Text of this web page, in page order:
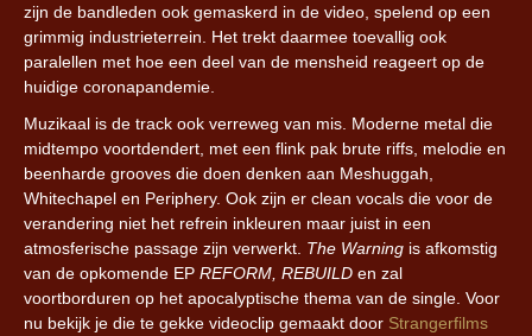
zijn de bandleden ook gemaskerd in de video, spelend op een
grimmig industrieterrein. Het trekt daarmee toevallig ook
paralellen met hoe een deel van de mensheid reageert op de
huidige coronapandemie.
Muzikaal is de track ook verreweg van mis. Moderne metal die
midtempo voortdendert, met een flink pak brute riffs, melodie en
beenharde grooves die doen denken aan Meshuggah,
Whitechapel en Periphery. Ook zijn er clean vocals die voor de
verandering niet het refrein inkleuren maar juist in een
atmosferische passage zijn verwerkt. The Warning is afkomstig
van de opkomende EP REFORM, REBUILD en zal
voortborduren op het apocalyptische thema van de single. Voor
nu bekijk je die te gekke videoclip gemaakt door Strangerfilms